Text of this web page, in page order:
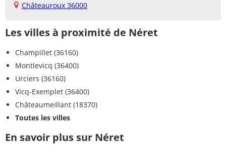
Châteauroux 36000
Les villes à proximité de Néret
Champillet (36160)
Montlevicq (36400)
Urciers (36160)
Vicq-Exemplet (36400)
Châteaumeillant (18370)
Toutes les villes
En savoir plus sur Néret